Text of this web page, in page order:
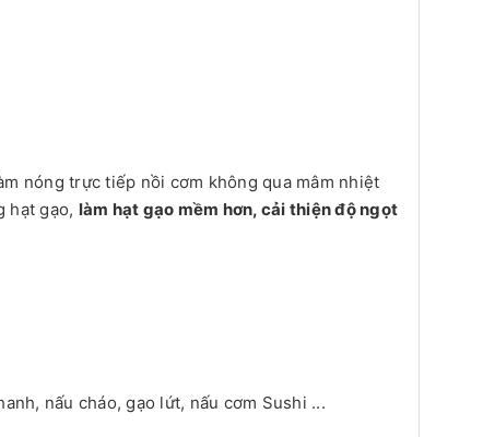
nóng trực tiếp nồi cơm không qua mâm nhiệt
hạt gạo, làm hạt gạo mềm hơn, cải thiện độ ngọt
nấu cháo, gạo lứt, nấu cơm Sushi ...